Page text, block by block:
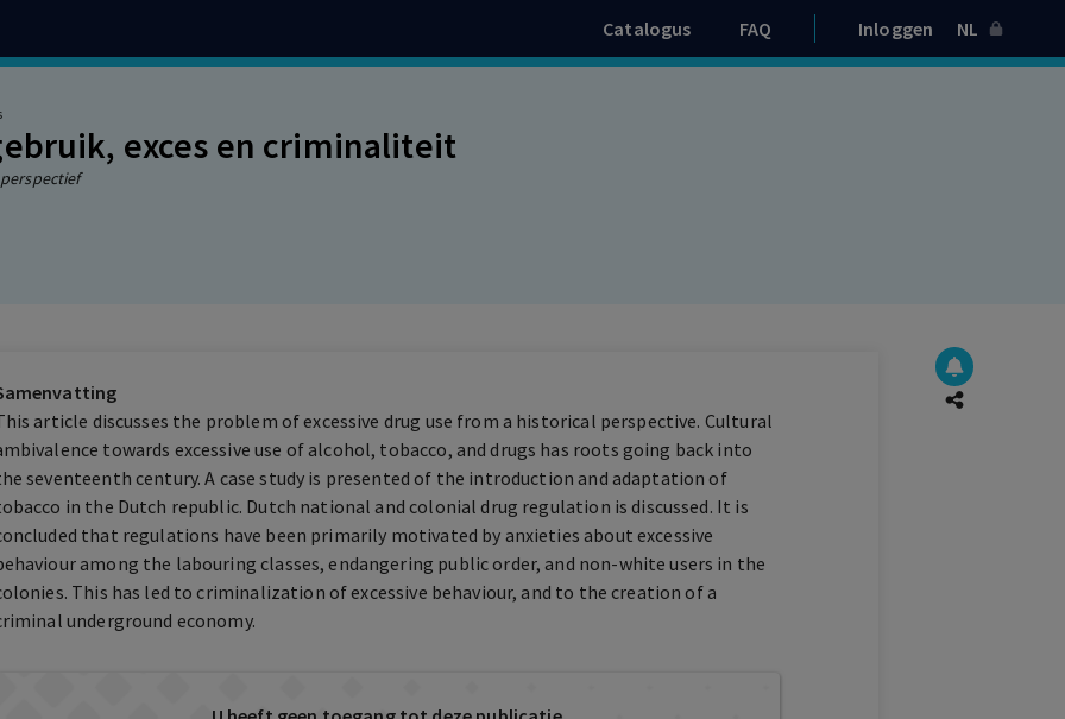
Catalogus FAQ Inloggen NL
exces en criminaliteit
article discusses the problem of excessive drug use from a historical perspective. Cultural
towards excessive use of alcohol, tobacco, and drugs has roots going back into
seventeenth century. A case study is presented of the introduction and adaptation of
in the Dutch republic. Dutch national and colonial drug regulation is discussed. It is
that regulations have been primarily motivated by anxieties about excessive
among the labouring classes, endangering public order, and non-white users in the
This has led to criminalization of excessive behaviour, and to the creation of a
underground economy.